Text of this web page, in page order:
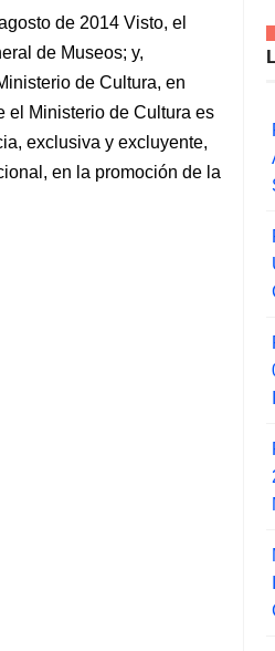
de 2014 Visto, el
de Museos; y,
de Cultura, en
el Ministerio de Cultura es
exclusiva y excluyente,
en la promoción de la